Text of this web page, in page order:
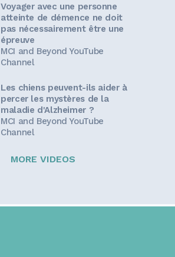
Voyager avec une personne
atteinte de démence ne doit
pas nécessairement être une
épreuve
MCI and Beyond YouTube
Channel
Les chiens peuvent-ils aider à
percer les mystères de la
maladie d'Alzheimer ?
MCI and Beyond YouTube
Channel
MORE VIDEOS